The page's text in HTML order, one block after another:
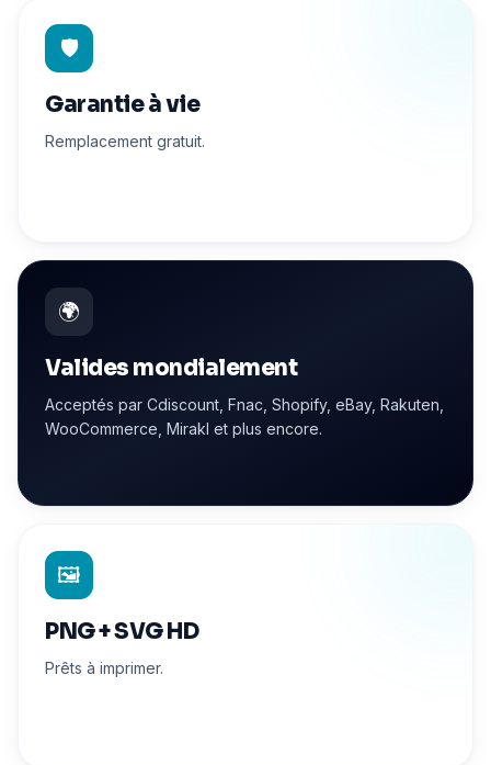
🛡️
Garantie à vie
Remplacement gratuit.
🌍
Valides mondialement
Acceptés par Cdiscount, Fnac, Shopify, eBay, Rakuten,
WooCommerce, Mirakl et plus encore.
🖼️
PNG + SVG HD
Prêts à imprimer.